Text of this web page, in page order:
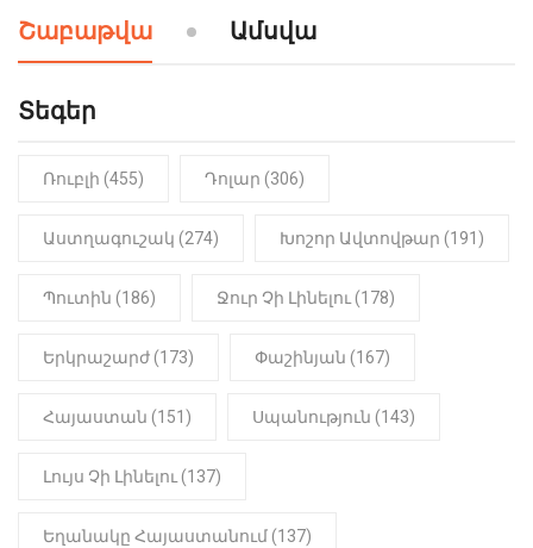
Երեւան-Մոսկվա օդшնավի մեջ
Շաբաթվա Ամսվա
Տեգեր
Ռուբլի (455) Դոլար (306)
Աստղագուշակ (274) Խոշոր Ավտովթար (191)
Պուտին (186) Ջուր Չի Լինելու (178)
Երկրաշարժ (173) Փաշինյան (167)
Հայաստան (151) Սպանություն (143)
Լույս Չի Լինելու (137)
Եղանակը Հայաստանում (137)